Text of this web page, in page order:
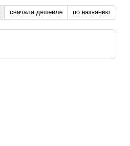
сначала дешевле по названию